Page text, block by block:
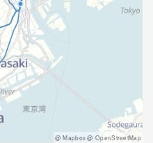
@ Mapbox @ OpenStreetMap